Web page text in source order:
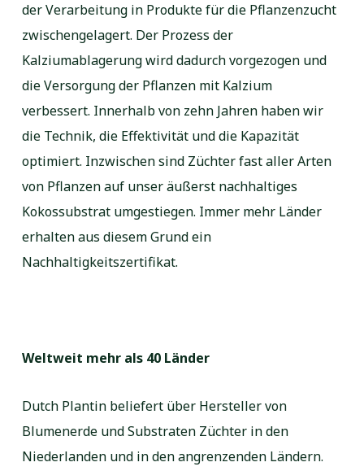
der Verarbeitung in Produkte für die Pflanzenzucht
zwischengelagert. Der Prozess der
Kalziumablagerung wird dadurch vorgezogen und
die Versorgung der Pflanzen mit Kalzium
verbessert. Innerhalb von zehn Jahren haben wir
die Technik, die Effektivität und die Kapazität
optimiert. Inzwischen sind Züchter fast aller Arten
von Pflanzen auf unser äußerst nachhaltiges
Kokossubstrat umgestiegen. Immer mehr Länder
erhalten aus diesem Grund ein
Nachhaltigkeitszertifikat.
Weltweit mehr als 40 Länder
Dutch Plantin beliefert über Hersteller von
Blumenerde und Substraten Züchter in den
Niederlanden und in den angrenzenden Ländern.